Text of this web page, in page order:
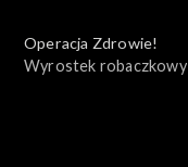
Operacja Zdrowie!
Wyrostek robaczkowy